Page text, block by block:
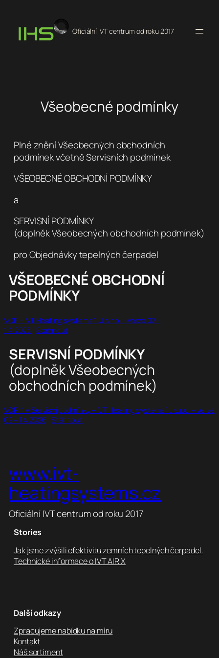
obsah
Oficiální IVT centrum od roku 2017
Všeobecné podmínky
Plné znění Všeobecných obchodních
podmínek včetně Servisních podmínek
VŠEOBECNÉ OBCHODNÍ PODMÍNKY
a
SERVISNÍ PODMÍNKY
(doplněk Všeobecných obchodních podmínek)
pro Objednávky tepelných čerpadel
VŠEOBECNÉ OBCHODNÍ
PODMÍNKY
VOP – IVT Heating systems^LJ s.r.o. – verze 02 –
1.4.2026 Stáhnout
SERVISNÍ PODMÍNKY
(doplněk Všeobecných
obchodních podmínek)
VOP ^M Servisní podmínky – IVT Heating systems^J s.r.o. – verze
02 – 1.4.2026 Stáhnout
www.ivt-
heatingsystems.cz
Oficiální IVT centrum od roku 2017
Stories
Jak jsme zvýšili efektivitu zemních tepelných čerpadel.
Technické informace o IVT AIR X
Další odkazy
Zpracujeme nabídku na míru
Kontakt
Náš sortiment